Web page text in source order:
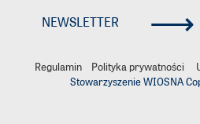
NEWSLETTER ⟶
Regulamin Polityka prywatności
Stowarzyszenie WIOSNA